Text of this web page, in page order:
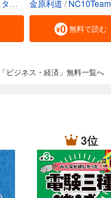
金原利道 NC10Team
無料で読む
「ビジネス・経済」無料一覧へ
3位